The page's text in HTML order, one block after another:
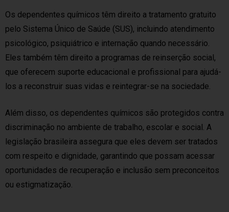
Os dependentes químicos têm direito a tratamento gratuito
pelo Sistema Único de Saúde (SUS), incluindo atendimento
psicológico, psiquiátrico e internação quando necessário.
Eles também têm direito a programas de reinserção social,
que oferecem suporte educacional e profissional para ajudá-
los a reconstruir suas vidas e reintegrar-se na sociedade.
Além disso, os dependentes químicos são protegidos contra
discriminação no ambiente de trabalho, escolar e social. A
legislação brasileira assegura que eles devem ser tratados
com respeito e dignidade, garantindo que possam acessar
oportunidades de recuperação e inclusão sem preconceitos
ou estigmatização.